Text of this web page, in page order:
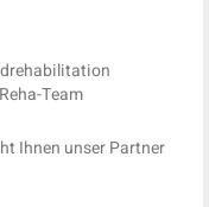
Team
Ihnen unser Partner